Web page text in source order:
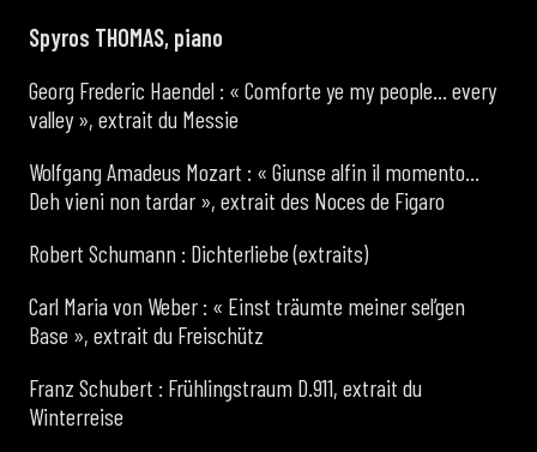
Spyros THOMAS, piano
Georg Frederic Haendel : « Comforte ye my people… every
valley », extrait du Messie
Wolfgang Amadeus Mozart : « Giunse alfin il momento…
Deh vieni non tardar », extrait des Noces de Figaro
Robert Schumann : Dichterliebe (extraits)
Carl Maria von Weber : « Einst träumte meiner sel’gen
Base », extrait du Freischütz
Franz Schubert : Frühlingstraum D.911, extrait du
Winterreise